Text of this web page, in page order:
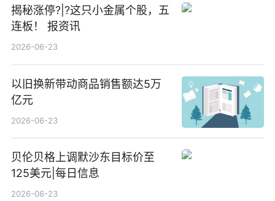
揭秘涨停?|?这只小金属个股，五
连板！ 报资讯
2026-06-23
以旧换新带动商品销售额达5万
亿元
2026-06-23
贝伦贝格上调默沙东目标价至
125美元|每日信息
2026-06-23